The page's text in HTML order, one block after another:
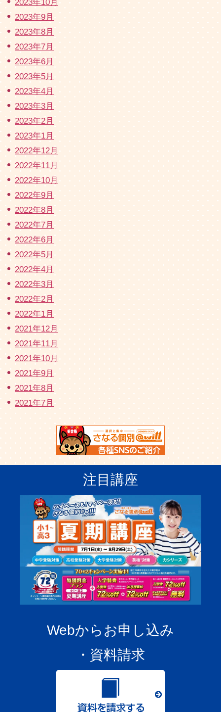
2023年10月
2023年9月
2023年8月
2023年7月
2023年6月
2023年5月
2023年4月
2023年3月
2023年2月
2023年1月
2022年12月
2022年11月
2022年10月
2022年9月
2022年8月
2022年7月
2022年6月
2022年5月
2022年4月
2022年3月
2022年2月
2022年1月
2021年12月
2021年11月
2021年10月
2021年9月
2021年8月
2021年7月
注目講座
Webからお申し込み
・資料請求